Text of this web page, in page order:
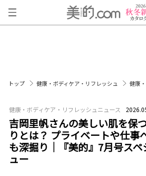
トップ 健康・ボディケア・リフレッシュ 健康
健康・ボディケア・リフレッシュニュース
吉岡里帆さんの美しい肌を保
りとは？ プライベートや仕事
も深掘り｜『美的』7月号ス
ュー